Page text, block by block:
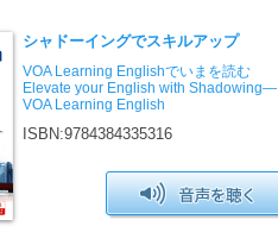
シャドーイングでスキルアップ
VOA Learning Englishでいまを読む
Elevate your English with Shadowing—
VOA Learning English
ISBN:9784384335316